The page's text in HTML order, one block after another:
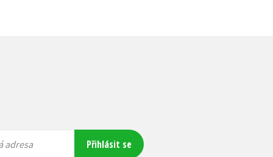
adresa Přihlásit se